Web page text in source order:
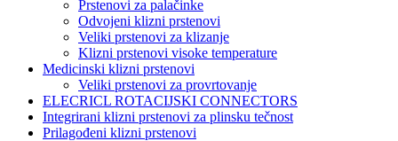
Prstenovi za palačinke
Odvojeni klizni prstenovi
Veliki prstenovi za klizanje
Klizni prstenovi visoke temperature
Medicinski klizni prstenovi
Veliki prstenovi za provrtovanje
ELECRICL ROTACIJSKI CONNECTORS
Integrirani klizni prstenovi za plinsku tečnost
Prilagođeni klizni prstenovi